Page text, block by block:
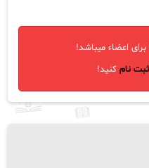
اعضاء میباشد!
ثبت نام کنید!